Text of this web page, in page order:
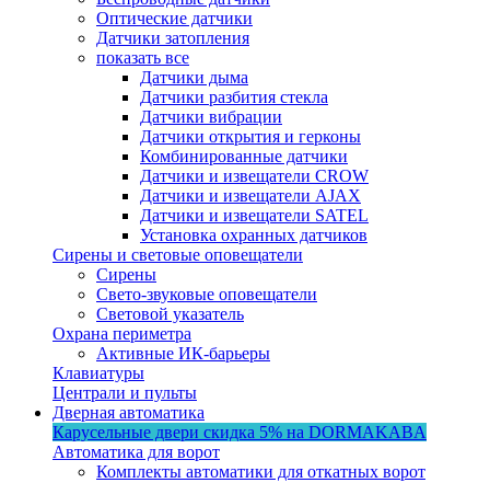
Оптические датчики
Датчики затопления
показать все
Датчики дыма
Датчики разбития стекла
Датчики вибрации
Датчики открытия и герконы
Комбинированные датчики
Датчики и извещатели CROW
Датчики и извещатели AJAX
Датчики и извещатели SATEL
Установка охранных датчиков
Сирены и световые оповещатели
Сирены
Свето-звуковые оповещатели
Световой указатель
Охрана периметра
Активные ИК-барьеры
Клавиатуры
Централи и пульты
Дверная автоматика
Карусельные двери скидка 5% на DORMAKABA
Автоматика для ворот
Комплекты автоматики для откатных ворот